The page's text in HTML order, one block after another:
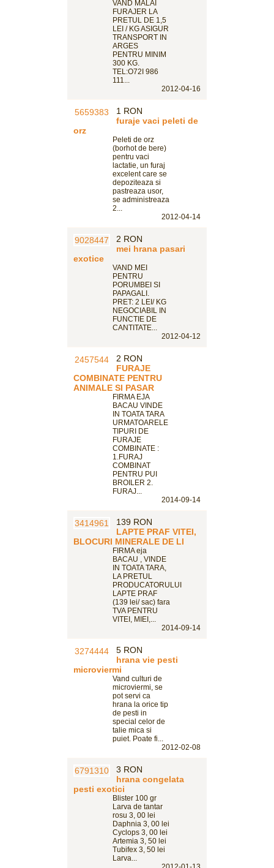
VAND MALAI
FURAJER LA
PRETUL DE 1,5
LEI / KG ASIGUR
TRANSPORT IN
ARGES
PENTRU MINIM
300 KG.
TEL:O72I 986
111...
2012-04-16
1 RON
furaje vaci peleti de
orz
Peleti de orz
(borhot de bere)
pentru vaci
lactatie, un furaj
excelent care se
depoziteaza si
pastreaza usor,
se administreaza
2...
2012-04-14
2 RON
mei hrana pasari
exotice
VAND MEI
PENTRU
PORUMBEI SI
PAPAGALI.
PRET: 2 LEI/ KG
NEGOCIABIL IN
FUNCTIE DE
CANTITATE...
2012-04-12
2 RON
FURAJE
COMBINATE PENTRU
ANIMALE SI PASAR
FIRMA EJA
BACAU VINDE
IN TOATA TARA
URMATOARELE
TIPURI DE
FURAJE
COMBINATE :
1.FURAJ
COMBINAT
PENTRU PUI
BROILER 2.
FURAJ...
2014-09-14
139 RON
LAPTE PRAF VITEI,
BLOCURI MINERALE DE LI
FIRMA eja
BACAU , VINDE
IN TOATA TARA,
LA PRETUL
PRODUCATORULUI
LAPTE PRAF
(139 lei/ sac) fara
TVA PENTRU
VITEI, MIEI,...
2014-09-14
5 RON
hrana vie pesti
microviermi
Vand culturi de
microviermi, se
pot servi ca
hrana la orice tip
de pesti in
special celor de
talie mica si
puiet. Poate fi...
2012-02-08
3 RON
hrana congelata
pesti exotici
Blister 100 gr
Larva de tantar
rosu 3, 00 lei
Daphnia 3, 00 lei
Cyclops 3, 00 lei
Artemia 3, 50 lei
Tubifex 3, 50 lei
Larva...